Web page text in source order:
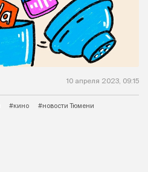
10 апреля 2023, 09:15
#кино #новости Тюмени